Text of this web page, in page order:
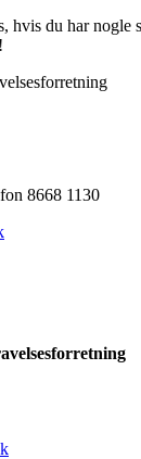
hvis du har nogle
8668 1130